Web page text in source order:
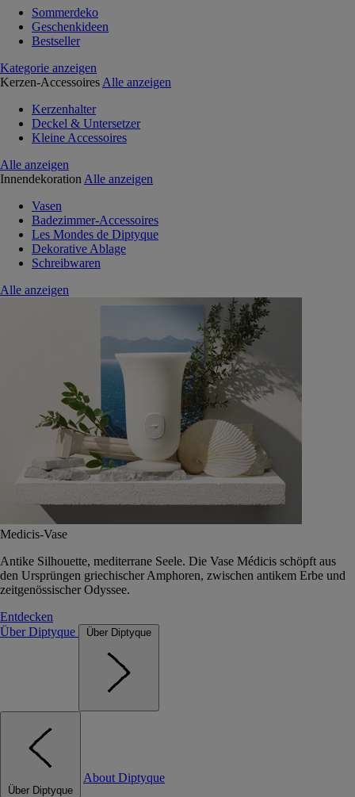
Sommerdeko
Geschenkideen
Bestseller
Kategorie anzeigen
Kerzen-Accessoires Alle anzeigen
Kerzenhalter
Deckel & Untersetzer
Kleine Accessoires
Alle anzeigen
Innendekoration Alle anzeigen
Vasen
Badezimmer-Accessoires
Les Mondes de Diptyque
Dekorative Ablage
Schreibwaren
Alle anzeigen
Medicis-Vase
Antike Silhouette, mediterrane Seele. Die Vase Médicis schöpft aus
den Ursprüngen griechischer Amphoren, zwischen antikem Erbe und
zeitgenössischer Odyssee.
Entdecken
Über Diptyque
Über Diptyque
Über Diptyque
About Diptyque